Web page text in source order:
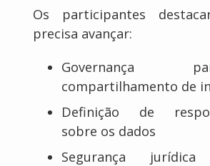
Os participantes
precisa avançar:
Governança
compartilhamento de
Definição de
sobre os dados
Segurança